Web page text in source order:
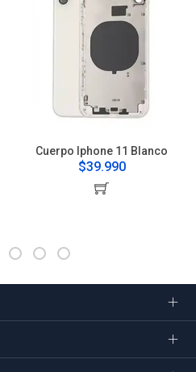
Cuerpo Iphone 11 Blanco
$39.990